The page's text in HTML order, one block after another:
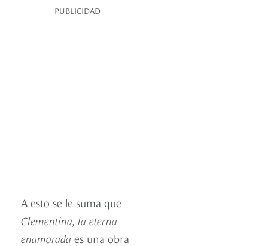
PUBLICIDAD
A esto se le suma que
Clementina, la eterna
enamorada es una obra